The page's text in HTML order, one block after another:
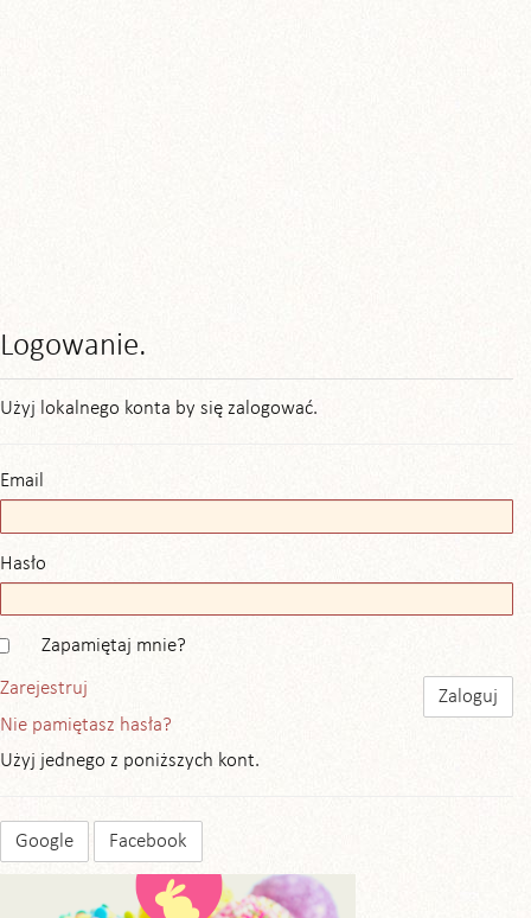
Logowanie.
Użyj lokalnego konta by się zalogować.
Email
Hasło
Zapamiętaj mnie?
Zarejestruj
Nie pamiętasz hasła?
Użyj jednego z poniższych kont.
Google Facebook